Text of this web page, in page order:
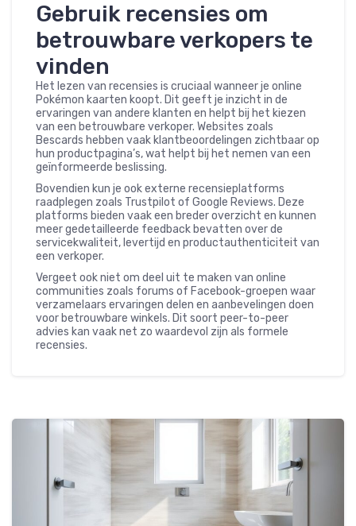
Gebruik recensies om
betrouwbare verkopers te
vinden
Het lezen van recensies is cruciaal wanneer je online
Pokémon kaarten koopt. Dit geeft je inzicht in de
ervaringen van andere klanten en helpt bij het kiezen
van een betrouwbare verkoper. Websites zoals
Bescards hebben vaak klantbeoordelingen zichtbaar op
hun productpagina’s, wat helpt bij het nemen van een
geïnformeerde beslissing.
Bovendien kun je ook externe recensieplatforms
raadplegen zoals Trustpilot of Google Reviews. Deze
platforms bieden vaak een breder overzicht en kunnen
meer gedetailleerde feedback bevatten over de
servicekwaliteit, levertijd en productauthenticiteit van
een verkoper.
Vergeet ook niet om deel uit te maken van online
communities zoals forums of Facebook-groepen waar
verzamelaars ervaringen delen en aanbevelingen doen
voor betrouwbare winkels. Dit soort peer-to-peer
advies kan vaak net zo waardevol zijn als formele
recensies.